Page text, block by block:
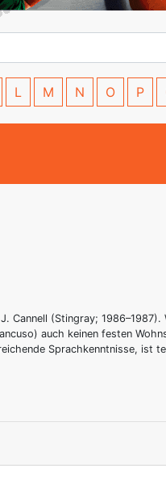
L M N O P
Cannell (Stingray;
auch keinen festen
Sprachkenntnisse, ist